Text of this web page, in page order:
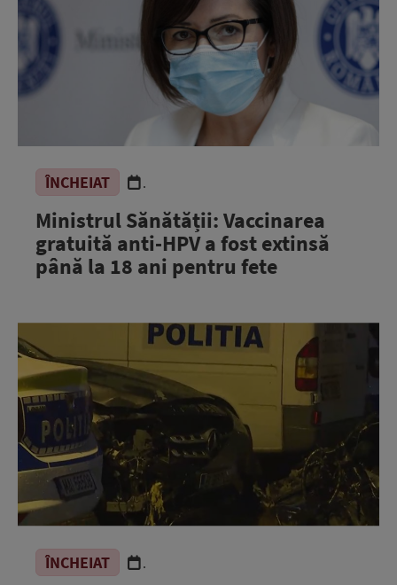
ÎNCHEIAT .
Ministrul Sănătății: Vaccinarea
gratuită anti-HPV a fost extinsă
până la 18 ani pentru fete
ÎNCHEIAT .